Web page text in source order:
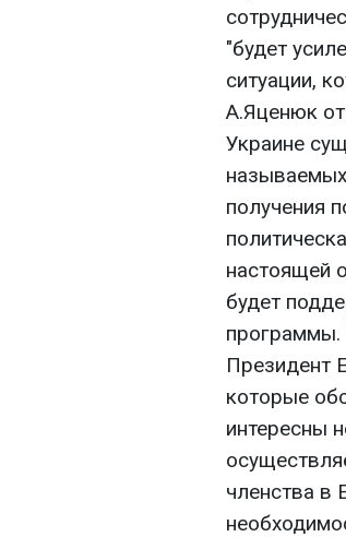
"будет
ситуации,
А.Яценюк
Украине
получения
настоящей
будет
программы.
Президент
которые
интересны
членства в